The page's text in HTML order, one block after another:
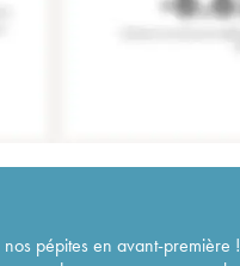
pépites en avant-première !